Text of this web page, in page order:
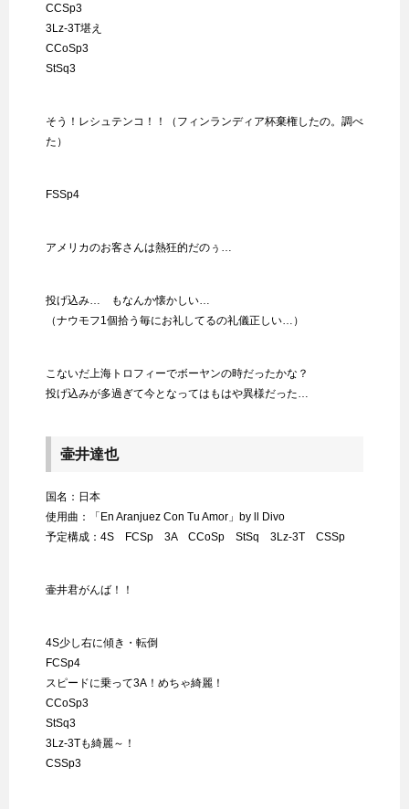
CCSp3
3Lz-3T堪え
CCoSp3
StSq3
そう！レシュテンコ！！（フィンランディア杯棄権したの。調べ
た）
FSSp4
アメリカのお客さんは熱狂的だのぅ…
投げ込み… もなんか懐かしい…
（ナウモフ1個拾う毎にお礼してるの礼儀正しい…）
こないだ上海トロフィーでボーヤンの時だったかな？
投げ込みが多過ぎて今となってはもはや異様だった…
壷井達也
国名：日本
使用曲：「En Aranjuez Con Tu Amor」by ll Divo
予定構成：4S FCSp 3A CCoSp StSq 3Lz-3T CSSp
壷井君がんば！！
4S少し右に傾き・転倒
FCSp4
スピードに乗って3A！めちゃ綺麗！
CCoSp3
StSq3
3Lz-3Tも綺麗～！
CSSp3